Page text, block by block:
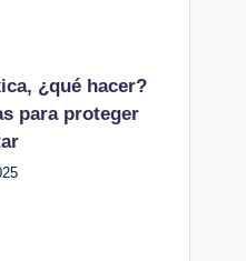
¿qué hacer?
para proteger